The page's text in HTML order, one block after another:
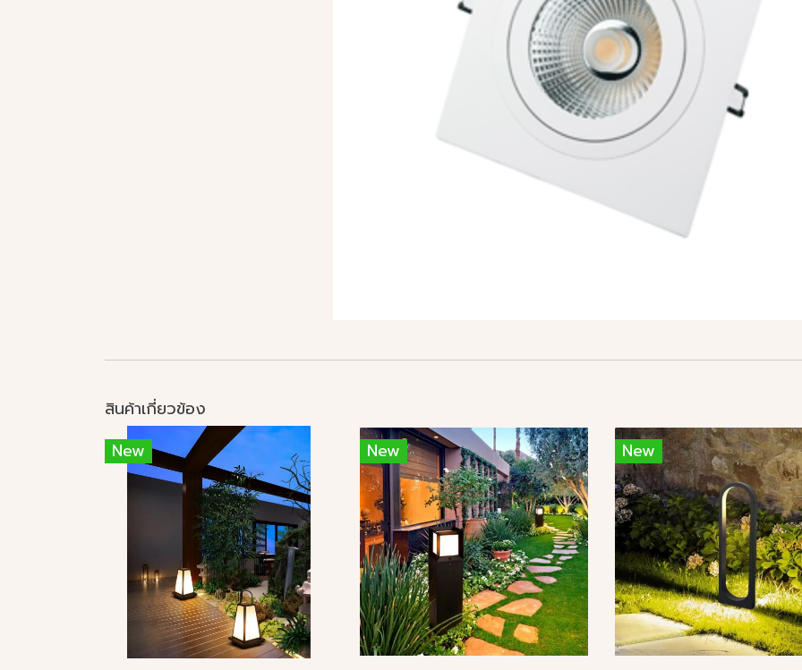
สินค้าเกี่ยวข้อง
New
New New